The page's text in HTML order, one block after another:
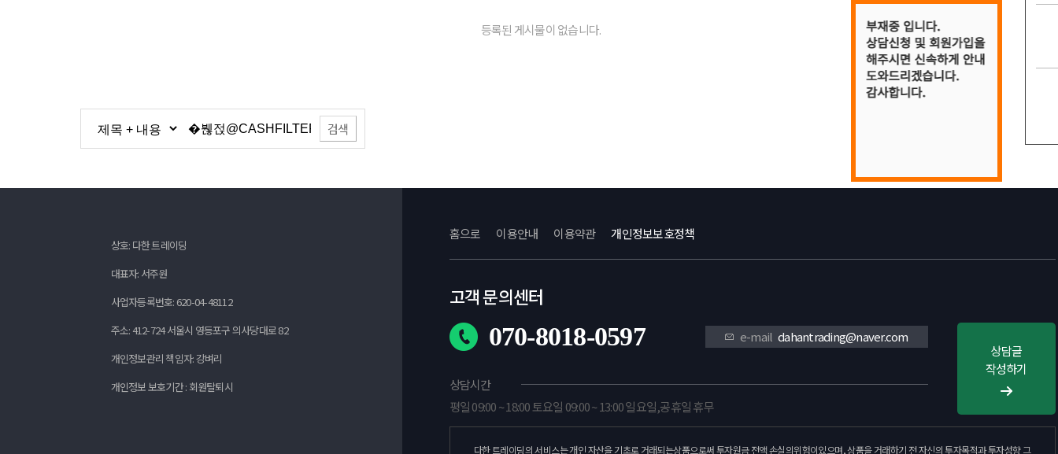
등록된 게시물이 없습니다.
검색
상호: 다한 트레이딩
대표자: 서주원
사업자등록번호: 620-04-48112
주소: 412-724 서울시 영등포구 의사당대로 82
개인정보관리 책임자: 강벼리
개인정보 보호기간 : 회원탈퇴시
홈으로 이용안내 이용약관 개인정보보호정책
고객 문의센터
070-8018-0597 e-maildahantrading@naver.com
상담시간
평일 09:00 ~ 18:00 토요일 09:00 ~ 13:00 일요일,공휴일 휴무
상담글
작성하기